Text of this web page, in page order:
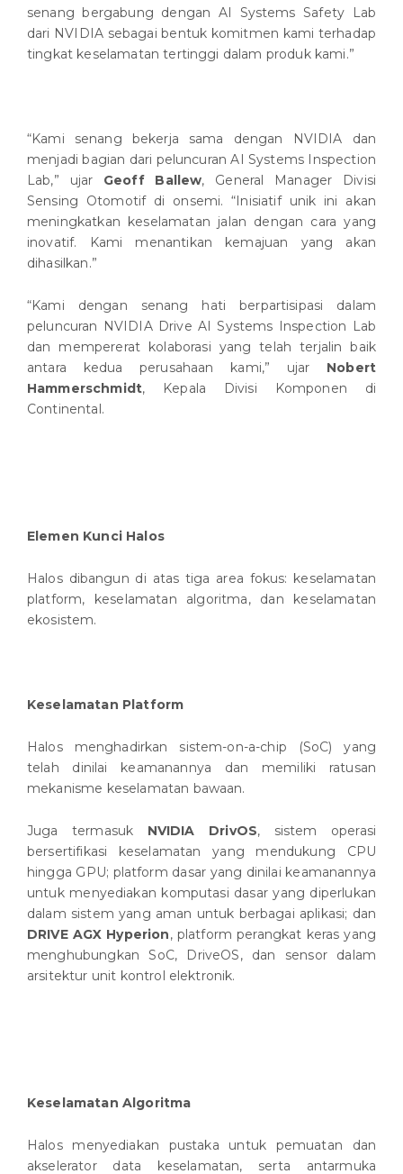
senang bergabung dengan AI Systems Safety Lab
dari NVIDIA sebagai bentuk komitmen kami terhadap
tingkat keselamatan tertinggi dalam produk kami.”
“Kami senang bekerja sama dengan NVIDIA dan
menjadi bagian dari peluncuran AI Systems Inspection
Lab,” ujar Geoff Ballew, General Manager Divisi
Sensing Otomotif di onsemi. “Inisiatif unik ini akan
meningkatkan keselamatan jalan dengan cara yang
inovatif. Kami menantikan kemajuan yang akan
dihasilkan.”
“Kami dengan senang hati berpartisipasi dalam
peluncuran NVIDIA Drive AI Systems Inspection Lab
dan mempererat kolaborasi yang telah terjalin baik
antara kedua perusahaan kami,” ujar Nobert
Hammerschmidt, Kepala Divisi Komponen di
Continental.
Elemen Kunci Halos
Halos dibangun di atas tiga area fokus: keselamatan
platform, keselamatan algoritma, dan keselamatan
ekosistem.
Keselamatan Platform
Halos menghadirkan sistem-on-a-chip (SoC) yang
telah dinilai keamanannya dan memiliki ratusan
mekanisme keselamatan bawaan.
Juga termasuk NVIDIA DrivOS, sistem operasi
bersertifikasi keselamatan yang mendukung CPU
hingga GPU; platform dasar yang dinilai keamanannya
untuk menyediakan komputasi dasar yang diperlukan
dalam sistem yang aman untuk berbagai aplikasi; dan
DRIVE AGX Hyperion, platform perangkat keras yang
menghubungkan SoC, DriveOS, dan sensor dalam
arsitektur unit kontrol elektronik.
Keselamatan Algoritma
Halos menyediakan pustaka untuk pemuatan dan
akselerator data keselamatan, serta antarmuka